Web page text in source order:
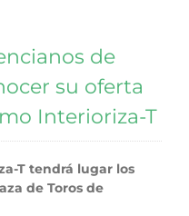
de
su oferta
Interioriza-T
T tendrá lugar los
de Toros de